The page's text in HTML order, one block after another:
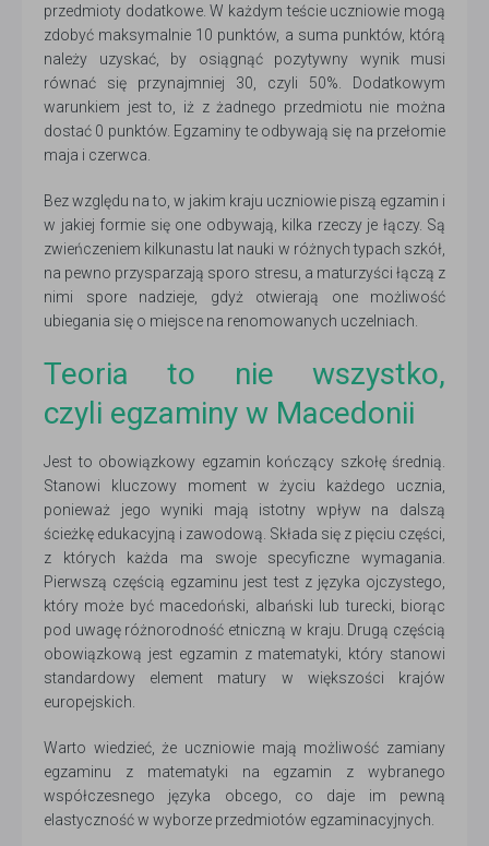
przedmioty dodatkowe. W każdym teście uczniowie mogą
zdobyć maksymalnie 10 punktów, a suma punktów, którą
należy uzyskać, by osiągnąć pozytywny wynik musi
równać się przynajmniej 30, czyli 50%. Dodatkowym
warunkiem jest to, iż z żadnego przedmiotu nie można
dostać 0 punktów. Egzaminy te odbywają się na przełomie
maja i czerwca.
Bez względu na to, w jakim kraju uczniowie piszą egzamin i
w jakiej formie się one odbywają, kilka rzeczy je łączy. Są
zwieńczeniem kilkunastu lat nauki w różnych typach szkół,
na pewno przysparzają sporo stresu, a maturzyści łączą z
nimi spore nadzieje, gdyż otwierają one możliwość
ubiegania się o miejsce na renomowanych uczelniach.
Teoria to nie wszystko,
czyli egzaminy w Macedonii
Jest to obowiązkowy egzamin kończący szkołę średnią.
Stanowi kluczowy moment w życiu każdego ucznia,
ponieważ jego wyniki mają istotny wpływ na dalszą
ścieżkę edukacyjną i zawodową. Składa się z pięciu części,
z których każda ma swoje specyficzne wymagania.
Pierwszą częścią egzaminu jest test z języka ojczystego,
który może być macedoński, albański lub turecki, biorąc
pod uwagę różnorodność etniczną w kraju. Drugą częścią
obowiązkową jest egzamin z matematyki, który stanowi
standardowy element matury w większości krajów
europejskich.
Warto wiedzieć, że uczniowie mają możliwość zamiany
egzaminu z matematyki na egzamin z wybranego
współczesnego języka obcego, co daje im pewną
elastyczność w wyborze przedmiotów egzaminacyjnych.